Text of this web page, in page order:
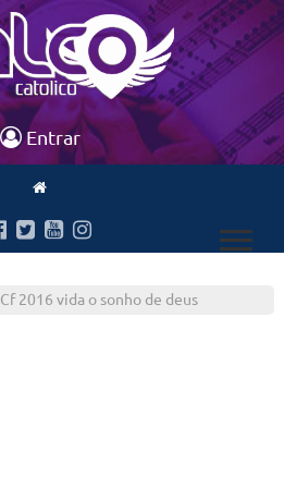
Entrar
Cf 2016 vida o sonho de deus